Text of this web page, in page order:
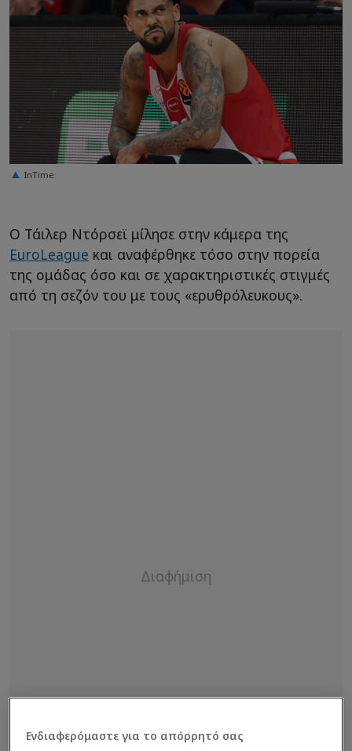
InTime
O Τάιλερ Ντόρσεϊ μίλησε στην κάμερα της
EuroLeague και αναφέρθηκε τόσο στην πορεία
της ομάδας όσο και σε χαρακτηριστικές στιγμές
από τη σεζόν του με τους «ερυθρόλευκους».
Ενδιαφερόμαστε για το απόρρητό σας